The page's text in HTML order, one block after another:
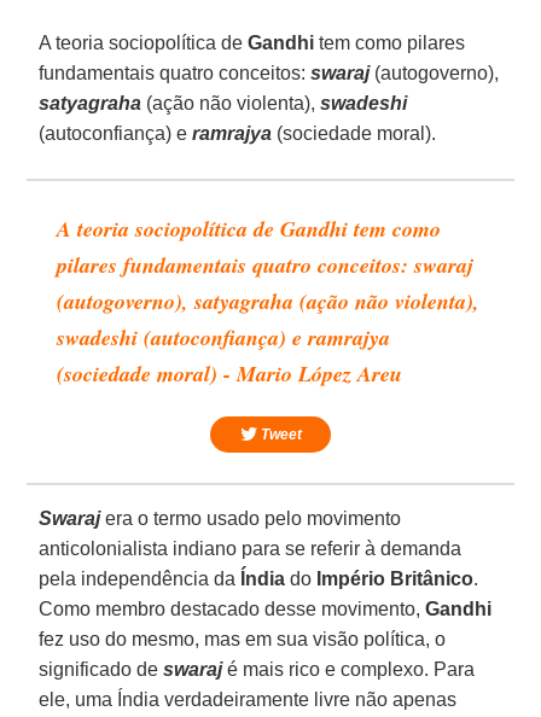
A teoria sociopolítica deGandhi tem como pilares
fundamentais quatro conceitos:swaraj (autogoverno),
satyagraha (ação não violenta),swadeshi
(autoconfiança) eramrajya (sociedade moral).
A teoria sociopolítica de Gandhi tem como
pilares fundamentais quatro conceitos: swaraj
(autogoverno), satyagraha (ação não violenta),
swadeshi (autoconfiança) e ramrajya
(sociedade moral) - Mario López Areu
Tweet
Swaraj era o termo usado pelo movimento
anticolonialista indiano para se referir à demanda
pela independência da Índia do Império Britânico.
Como membro destacado desse movimento,Gandhi
fez uso do mesmo, mas em sua visão política, o
significado deswaraj é mais rico e complexo. Para
ele, uma Índia verdadeiramente livre não apenas